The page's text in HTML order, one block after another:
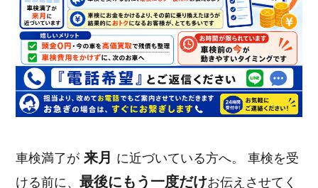
車検満了が 来月 に近づいている方へ。 車検を受
ける前に、最後にもう一度だけお伝えさせてく